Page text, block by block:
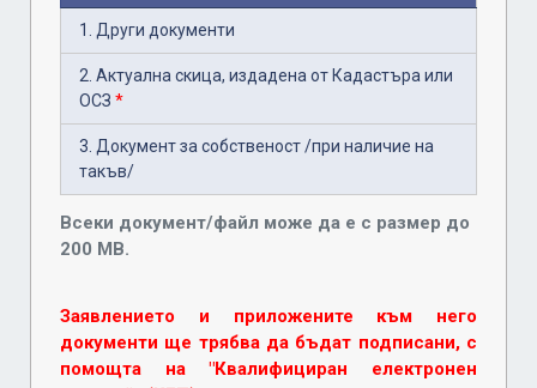
Всеки документ/файл може да е с размер до
200 MB.
1. Други документи
2. Актуална скица, издадена от Кадастъра или
ОСЗ *
3. Документ за собственост /при наличие на
такъв/
Заявлението и приложените към него
документи ще трябва да бъдат подписани, с
помощта на "Квалифициран електронен